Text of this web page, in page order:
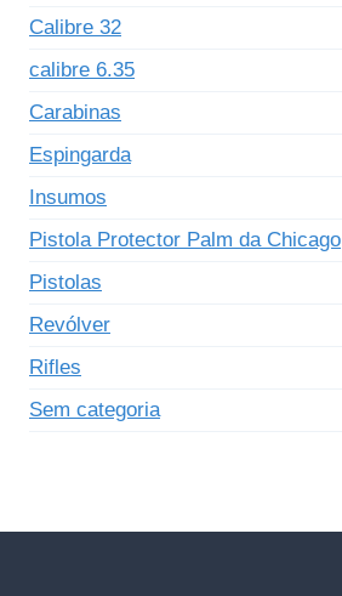
Calibre 32
calibre 6.35
Carabinas
Espingarda
Insumos
Pistola Protector Palm da Chicago
Pistolas
Revólver
Rifles
Sem categoria